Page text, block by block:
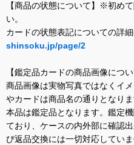
【商品の状態について】※初め
い。
カードの状態表記についての詳
shinsoku.jp/page/2
【鑑定品カードの商品画像につい
商品画像は実物写真ではなくイ
やカードは商品名の通りとなりま
本品は鑑定品となります。鑑定
ており、ケースの内外部に確認
び返品交換には一切対応してい